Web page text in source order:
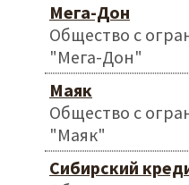
Мега-Дон
Общество с
"Мега-Дон"
Маяк
Общество с
"Маяк"
Сибирский